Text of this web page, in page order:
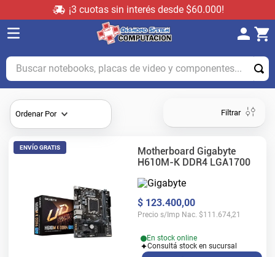
¡3 cuotas sin interés desde $60.000!
Buscar notebooks, placas de video y componentes...
Ordenar Por Filtrar
ENVÍO GRATIS
Motherboard Gigabyte
H610M-K DDR4 LGA1700
$ 123.400,00
Precio s/Imp Nac. $111.674,21
En stock online
Consultá stock en sucursal